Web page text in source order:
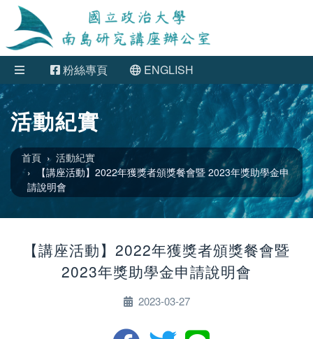
粉絲專頁 ENGLISH
活動紀實
首頁
活動紀實
【講座活動】2022年獲獎者頒獎餐會暨 2023年獎助學金申
請說明會
【講座活動】2022年獲獎者頒獎餐會暨
2023年獎助學金申請說明會
2023-03-27